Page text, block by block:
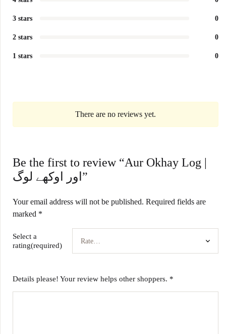
3 stars 0
2 stars 0
1 stars 0
There are no reviews yet.
Be the first to review “Aur Okhay Log |
اور اوکھے لوگ”
Your email address will not be published. Required fields are
marked *
Select a
rating(required)
Details please! Your review helps other shoppers. *